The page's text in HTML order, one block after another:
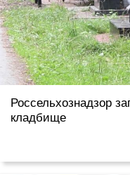
Россельхознадзор
кладбище